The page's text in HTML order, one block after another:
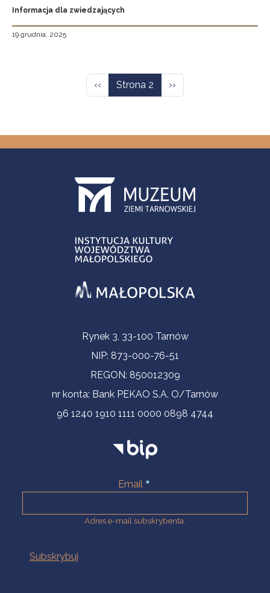
Informacja dla zwiedzających
19 grudnia, 2025
Poprzednia strona
‹‹ Strona 2 Następna strona
››
Informacje kontaktoweRynek 3, 33-100 Tarnów
NIP: 873-000-76-51
REGON: 850012309
nr konta: Bank PEKAO S.A. O/Tarnów
96 1240 1910 1111 0000 0898 4744
Email
Adres e-mail subskrybenta.